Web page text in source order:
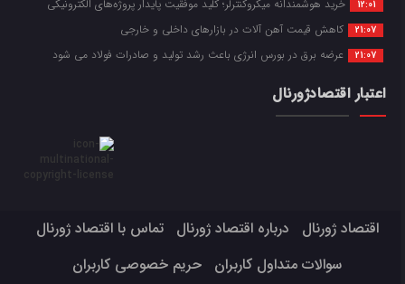
12:01 خرید هوشمندانه میکروکنترلر؛ کلید موفقیت پایدار پروژه‌های الکترونیکی
21:07 کاهش قیمت آهن آلات در بازارهای داخلی و خارجی
21:07 عرضه برق در بورس انرژی باعث رشد تولید و صادرات فولاد می شود
اعتبار اقتصادژورنال
اقتصاد ژورنال درباره اقتصاد ژورنال
تماس با اقتصاد ژورنال
سوالات متداول کاربران
حریم خصوصی کاربران